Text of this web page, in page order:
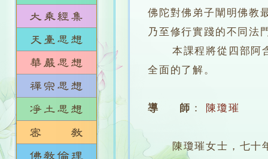
佛陀對佛弟子闡明佛教
乃至修行實踐的不同法
本課程將從四部阿含
全面的了解。
導 師 ： 陳瓊璀
陳瓊璀女士，七十年